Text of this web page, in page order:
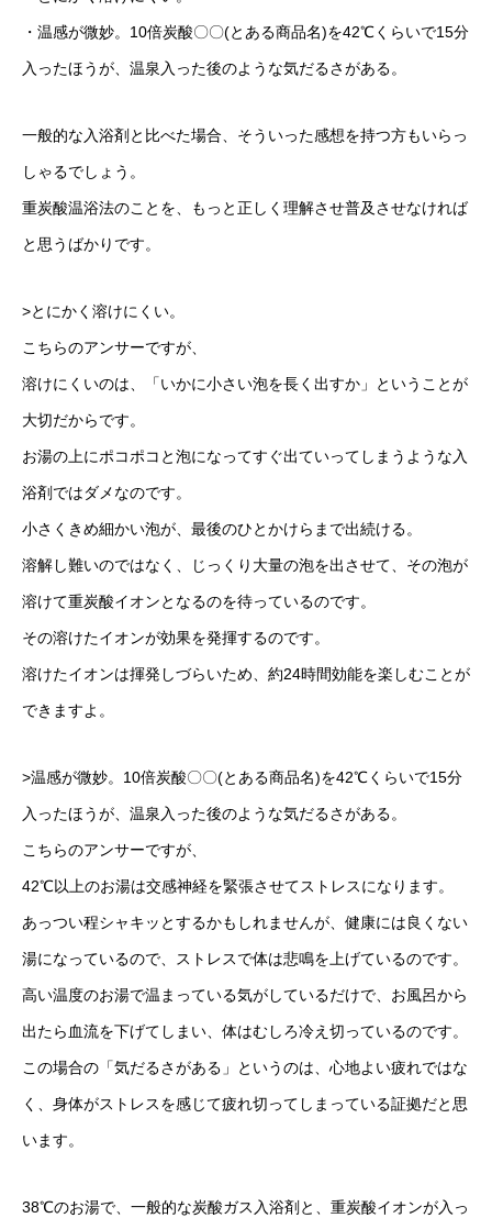
・温感が微妙。10倍炭酸〇〇(とある商品名)を42℃くらいで15分
入ったほうが、温泉入った後のような気だるさがある。
一般的な入浴剤と比べた場合、そういった感想を持つ方もいらっ
しゃるでしょう。
重炭酸温浴法のことを、もっと正しく理解させ普及させなければ
と思うばかりです。
>とにかく溶けにくい。
こちらのアンサーですが、
溶けにくいのは、「いかに小さい泡を長く出すか」ということが
大切だからです。
お湯の上にポコポコと泡になってすぐ出ていってしまうような入
浴剤ではダメなのです。
小さくきめ細かい泡が、最後のひとかけらまで出続ける。
溶解し難いのではなく、じっくり大量の泡を出させて、その泡が
溶けて重炭酸イオンとなるのを待っているのです。
その溶けたイオンが効果を発揮するのです。
溶けたイオンは揮発しづらいため、約24時間効能を楽しむことが
できますよ。
>温感が微妙。10倍炭酸〇〇(とある商品名)を42℃くらいで15分
入ったほうが、温泉入った後のような気だるさがある。
こちらのアンサーですが、
42℃以上のお湯は交感神経を緊張させてストレスになります。
あっつい程シャキッとするかもしれませんが、健康には良くない
湯になっているので、ストレスで体は悲鳴を上げているのです。
高い温度のお湯で温まっている気がしているだけで、お風呂から
出たら血流を下げてしまい、体はむしろ冷え切っているのです。
この場合の「気だるさがある」というのは、心地よい疲れではな
く、身体がストレスを感じて疲れ切ってしまっている証拠だと思
います。
38℃のお湯で、一般的な炭酸ガス入浴剤と、重炭酸イオンが入っ